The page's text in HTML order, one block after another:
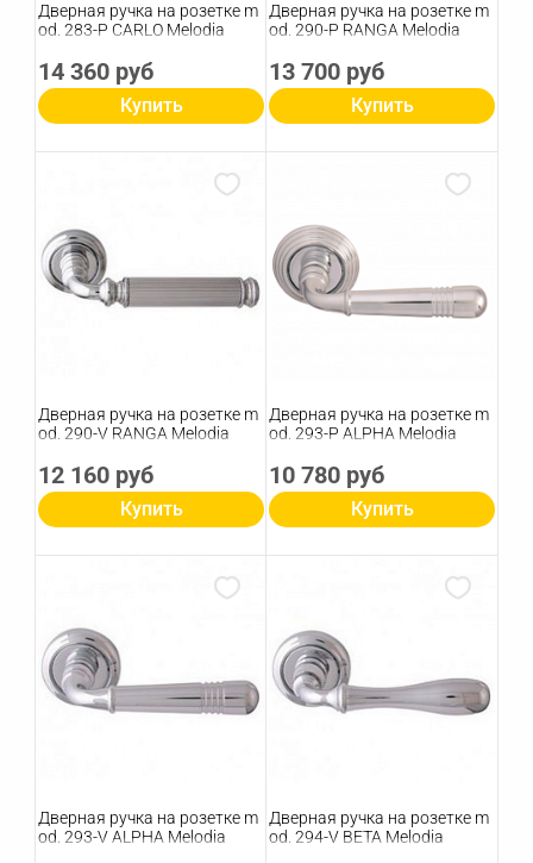
Дверная ручка на розетке m
od. 283-P CARLO Melodia
14 360 руб
Купить
Дверная ручка на розетке m
od. 290-P RANGA Melodia
13 700 руб
Купить
Дверная ручка на розетке m
od. 290-V RANGA Melodia
12 160 руб
Купить
Дверная ручка на розетке m
od. 293-P ALPHA Melodia
10 780 руб
Купить
Дверная ручка на розетке m
od. 293-V ALPHA Melodia
Дверная ручка на розетке m
od. 294-V BETA Melodia